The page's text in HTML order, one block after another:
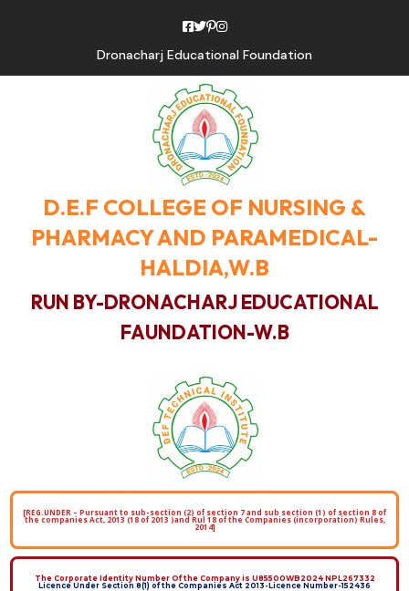
Dronacharj Educational Foundation
D.E.F COLLEGE OF NURSING &
PHARMACY AND PARAMEDICAL-
HALDIA,W.B
RUN BY-DRONACHARJ EDUCATIONAL
FAUNDATION-W.B
[REG.UNDER – Pursuant to sub-section (2) of section 7 and sub section (1) of section 8 of
the companies Act, 2013 (18 of 2013 )and Rul 18 of the Companies (incorporation) Rules,
2014]
The Corporate Identity Number Of the Company is U85500WB2024 NPL267332
Licence Under Section 8(1) of the Companies Act 2013-Licence Number-152436